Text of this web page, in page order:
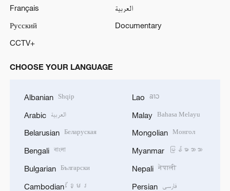
Français
العربية
Русский
Documentary
CCTV+
CHOOSE YOUR LANGUAGE
Albanian Shqip
Arabic العربية
Belarusian Беларуская
Bengali বাংলা
Bulgarian Български
Cambodian ខ្មែរ
Lao ລາວ
Malay Bahasa Melayu
Mongolian Монгол
Myanmar မြန်မာဘာသာ
Nepali नेपाली
Persian فارسی